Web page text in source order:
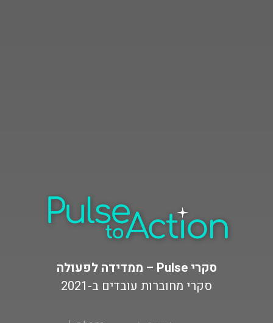
ממדידה לפעולה – Pulse סקרי
סקרי מחוברות עובדים ב-2021